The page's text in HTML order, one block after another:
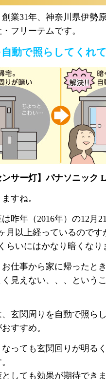
業31年、神奈川県伊勢
フリーテムです。
動で照らしてくれ
ンサー灯】パナソニック
すね。
昨年（2016年）の12月
月以上経っているので
らいにはかなり暗くなり
仕事から家に帰ったと
く見えない、、、という
玄関周りを自動で照ら
すすめ。
なっても玄関回りが明る
しても効果が期待でき